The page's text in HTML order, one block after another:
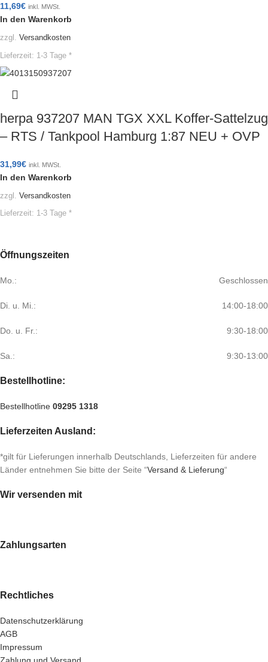
11,69€ inkl. MWSt.
In den Warenkorb
zzgl. Versandkosten
Lieferzeit: 1-3 Tage *
herpa 937207 MAN TGX XXL Koffer-Sattelzug
– RTS / Tankpool Hamburg 1:87 NEU + OVP
31,99€ inkl. MWSt.
In den Warenkorb
zzgl. Versandkosten
Lieferzeit: 1-3 Tage *
Öffnungszeiten
Mo.: Geschlossen
Di. u. Mi.: 14:00-18:00
Do. u. Fr.: 9:30-18:00
Sa.: 9:30-13:00
Bestellhotline:
Bestellhotline 09295 1318
Lieferzeiten Ausland:
*gilt für Lieferungen innerhalb Deutschlands, Lieferzeiten für andere
Länder entnehmen Sie bitte der Seite “Versand & Lieferung“
Wir versenden mit
Zahlungsarten
Rechtliches
Datenschutzerklärung
AGB
Impressum